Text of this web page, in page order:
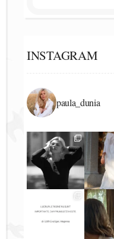
INSTAGRAM
paula_dunia